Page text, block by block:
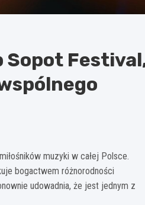
Sopot
muzyki w całej Polsce.
bogactwem różnorodności
udowadnia, że jest jednym z